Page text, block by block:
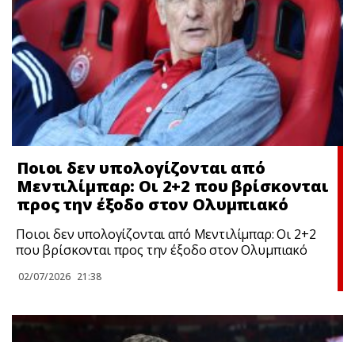
Ποιοι δεν υπολογίζονται από
Μεντιλίμπαρ: Οι 2+2 που βρίσκονται
προς την έξοδο στον Ολυμπιακό
Ποιοι δεν υπολογίζονται από Μεντιλίμπαρ: Οι 2+2
που βρίσκονται προς την έξοδο στον Ολυμπιακό
02/07/2026 21:38